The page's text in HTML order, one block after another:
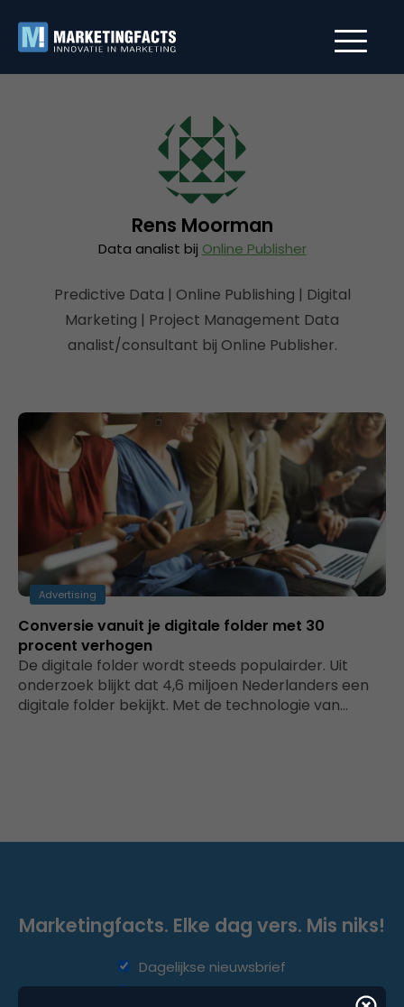
Rens Moorman
Data analist bij Online Publisher
Predictive Data | Online Publishing | Digital
Marketing | Project Management Data
analist/consultant bij Online Publisher.
Advertising
Conversie vanuit je digitale folder met 30
procent verhogen
De digitale folder wordt steeds populairder. Uit
onderzoek blijkt dat 4,6 miljoen Nederlanders een
digitale folder bekijkt. Met de technologie van…
Marketingfacts. Elke dag vers. Mis niks!
Dagelijkse nieuwsbrief
Wekelijkse nieuwsbrief